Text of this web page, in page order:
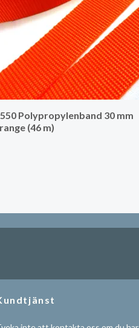
Polypropylenband 30 mm
(46 m)